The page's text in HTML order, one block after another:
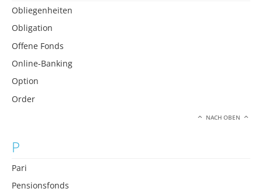
Obliegenheiten
Obligation
Offene Fonds
Online-Banking
Option
Order
NACH OBEN
P
Pari
Pensionsfonds